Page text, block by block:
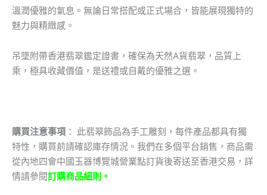
溫潤優雅的氣息。無論日常搭配或正式場合，皆能展現獨特的
魅力與精緻感。
吊墜附帶香港翡翠鑑定證書，確保為天然A貨翡翠，品質上
乘，極具收藏價值，是送禮或自戴的優雅之選。
購買注意事項 ： 此翡翠飾品為手工雕刻，每件產品都具有獨
特性，購買前請確認庫存情況。我們在多個平台銷售，商品需
從內地四會中國玉器博覽城營業點訂貨後寄送至香港交易，詳
情請參閱訂購商品細則。